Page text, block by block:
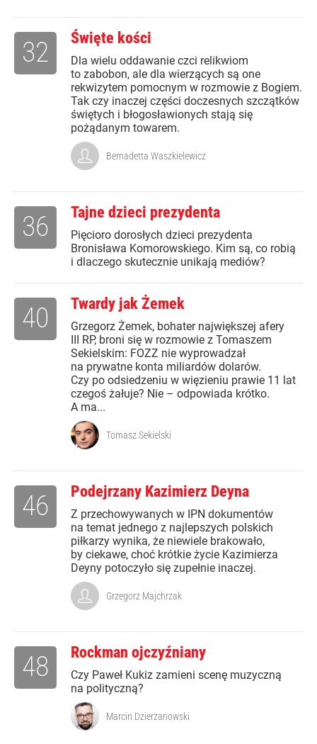
Święte kości
Dla wielu oddawanie czci relikwiom
to zabobon, ale dla wierzących są one
rekwizytem pomocnym w rozmowie z Bogiem.
Tak czy inaczej części doczesnych szczątków
świętych i błogosławionych stają się
pożądanym towarem.
32
Bernadetta Waszkielewicz
Tajne dzieci prezydenta
Pięcioro dorosłych dzieci prezydenta
Bronisława Komorowskiego. Kim są, co robią
i dlaczego skutecznie unikają mediów?
36
Twardy jak Żemek
Grzegorz Żemek, bohater największej afery
III RP, broni się w rozmowie z Tomaszem
Sekielskim: FOZZ nie wyprowadzał
na prywatne konta miliardów dolarów.
Czy po odsiedzeniu w więzieniu prawie 11 lat
czegoś żałuje? Nie – odpowiada krótko.
A ma...
40
Tomasz Sekielski
Podejrzany Kazimierz Deyna
Z przechowywanych w IPN dokumentów
na temat jednego z najlepszych polskich
piłkarzy wynika, że niewiele brakowało,
by ciekawe, choć krótkie życie Kazimierza
Deyny potoczyło się zupełnie inaczej.
46
Grzegorz Majchrzak
Rockman ojczyźniany
Czy Paweł Kukiz zamieni scenę muzyczną
na polityczną?
48
Marcin Dzierżanowski